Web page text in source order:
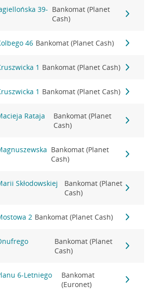
39- Bankomat (Planet
Cash)
46 Bankomat (Planet Cash)
1 Bankomat (Planet Cash)
1 Bankomat (Planet Cash)
Rataja
Bankomat (Planet
Cash)
Bankomat (Planet
Cash)
Skłodowskiej
Bankomat (Planet
Cash)
2 Bankomat (Planet Cash)
Bankomat (Planet
Cash)
6-Letniego
Bankomat
(Euronet)